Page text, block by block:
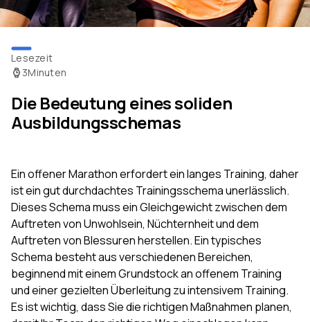
Lesezeit
3Minuten
Die Bedeutung eines soliden
Ausbildungsschemas
Ein offener Marathon erfordert ein langes Training, daher
ist ein gut durchdachtes Trainingsschema unerlässlich.
Dieses Schema muss ein Gleichgewicht zwischen dem
Auftreten von Unwohlsein, Nüchternheit und dem
Auftreten von Blessuren herstellen. Ein typisches
Schema besteht aus verschiedenen Bereichen,
beginnend mit einem Grundstock an offenem Training
und einer gezielten Überleitung zu intensivem Training.
Es ist wichtig, dass Sie die richtigen Maßnahmen planen,